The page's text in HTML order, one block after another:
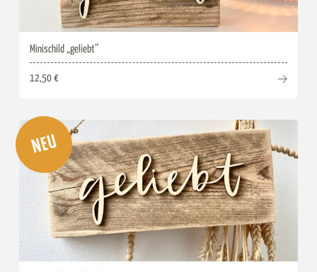
Minischild „geliebt“
12,50 €
NEU